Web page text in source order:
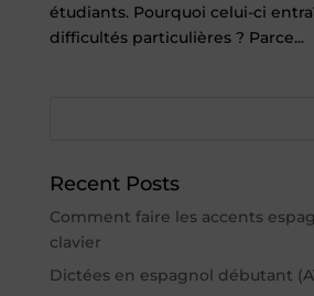
étudiants. Pourquoi celui-ci
difficultés particulières ? Parce...
Recent Posts
Comment faire les accents
clavier
Dictées en espagnol débutant